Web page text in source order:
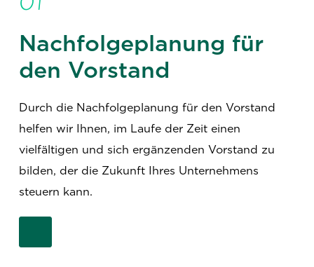
Nachfolgeplanung für
den Vorstand
Durch die Nachfolgeplanung für den Vorstand
helfen wir Ihnen, im Laufe der Zeit einen
vielfältigen und sich ergänzenden Vorstand zu
bilden, der die Zukunft Ihres Unternehmens
steuern kann.